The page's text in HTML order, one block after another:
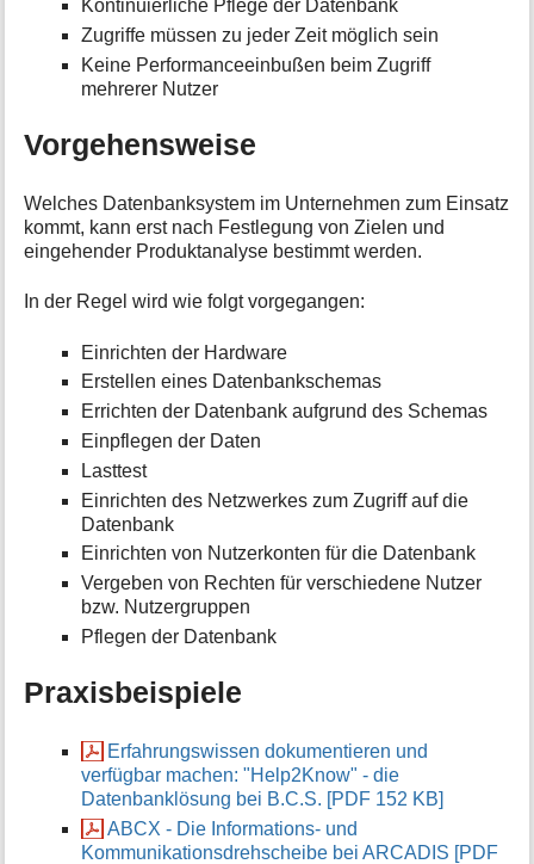
Kontinuierliche Pflege der Datenbank
Zugriffe müssen zu jeder Zeit möglich sein
Keine Performanceeinbußen beim Zugriff
mehrerer Nutzer
Vorgehensweise
Welches Datenbanksystem im Unternehmen zum Einsatz
kommt, kann erst nach Festlegung von Zielen und
eingehender Produktanalyse bestimmt werden.
In der Regel wird wie folgt vorgegangen:
Einrichten der Hardware
Erstellen eines Datenbankschemas
Errichten der Datenbank aufgrund des Schemas
Einpflegen der Daten
Lasttest
Einrichten des Netzwerkes zum Zugriff auf die
Datenbank
Einrichten von Nutzerkonten für die Datenbank
Vergeben von Rechten für verschiedene Nutzer
bzw. Nutzergruppen
Pflegen der Datenbank
Praxisbeispiele
Erfahrungswissen dokumentieren und
verfügbar machen: "Help2Know" - die
Datenbanklösung bei B.C.S. [PDF 152 KB]
ABCX - Die Informations- und
Kommunikationsdrehscheibe bei ARCADIS [PDF